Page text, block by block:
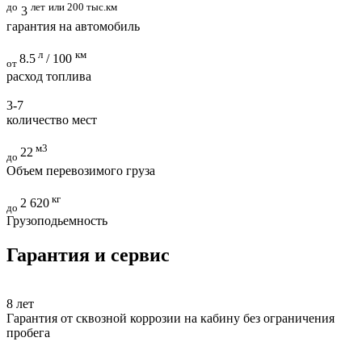
до 3 лет или 200 тыс.км
гарантия на автомобиль
от 8.5 л / 100 км
расход топлива
3-7
количество мест
до 22 м3
Объем перевозимого груза
до 2 620 кг
Грузоподьемность
Гарантия и сервис
8 лет
Гарантия от сквозной коррозии на кабину без ограничения
пробега